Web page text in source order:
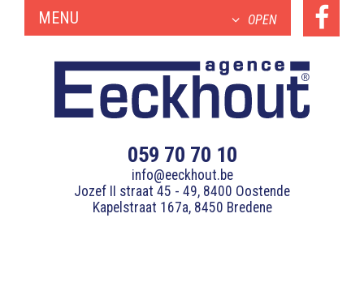
MENU OPEN
059 70 70 10
info@eeckhout.be
Jozef II straat 45 - 49, 8400 Oostende
Kapelstraat 167a, 8450 Bredene